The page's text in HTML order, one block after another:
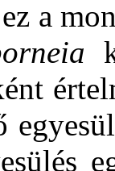
a